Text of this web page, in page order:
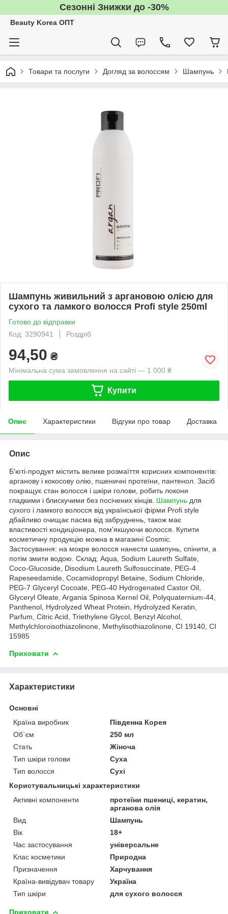
Сезонні Знижки до -30%
Beauty Korea ОПТ
Товари та послуги Догляд за волоссям Шампунь
Шампунь живильний з аргановою олією для
сухого та ламкого волосся Profi style 250ml
Готово до відправки
Код: 3290941
Роздріб
94,50 ₴
Мінімальна сума замовлення на сайті — 1 000 ₴
Купити
Опис Характеристики Відгуки про товар Доставка
Опис
Б'юті-продукт містить велике розмаїття корисних компонентів:
арганову і кокосову олію, пшеничні протеїни, пантенол. Засіб
покращує стан волосся і шкіри голови, робить локони
гладкими і блискучими без посічених кінців. Шампунь для
сухого і ламкого волосся від української фірми Profi style
дбайливо очищає пасма від забруднень, також має
властивості кондиціонера, пом'якшуючи волосся. Купити
косметичну продукцію можна в магазині Cosmic.
Застосування: на мокре волосся нанести шампунь, спінити, а
потім змити водою. Склад: Aqua, Sodium Laureth Sulfate,
Coco-Glucoside, Disodium Laureth Sulfosuccinate, PEG-4
Rapeseedamide, Cocamidopropyl Betaine, Sodium Chloride,
PEG-7 Glyceryl Cocoate, PEG-40 Hydrogenated Castor Oil,
Glyceryl Oleate, Argania Spinosa Kernel Oil, Polyquaternium-44,
Panthenol, Hydrolyzed Wheat Protein, Hydrolyzed Keratin,
Parfum, Citric Acid, Triethylene Glycol, Benzyl Alcohol,
Methylchloroisothiazolinone, Methylisothiazolinone, CI 19140, CI
15985
Приховати
Характеристики
Основні
Країна виробник
Південна Корея
Об`єм
250 мл
Стать
Жіноча
Тип шкіри голови
Суха
Тип волосся
Сухі
Користувальницькі характеристики
Активні компоненти
протеїни пшениці, кератин,
арганова олія
Вид
Шампунь
Вік
18+
Час застосування
універсальне
Клас косметики
Природна
Призначення
Харчування
Країна-вивідувач товару
Україна
Тип шкіри
для сухого волосся
Приховати